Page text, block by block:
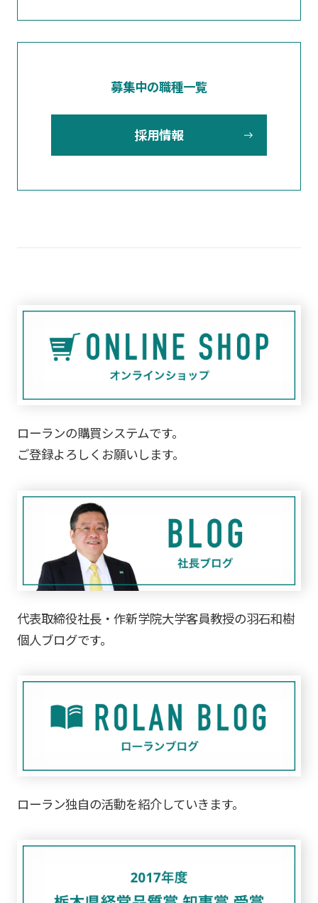
募集中の職種一覧
採用情報
ローランの購買システムです。
ご登録よろしくお願いします。
代表取締役社長・作新学院大学客員教授の羽石和樹
個人ブログです。
ローラン独自の活動を紹介していきます。